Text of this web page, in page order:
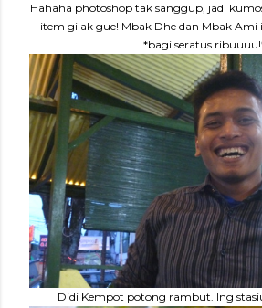
Hahaha photoshop tak sanggup, jadi
item gilak gue! Mbak Dhe dan Mbak Ami
*bagi seratus
Didi Kempot potong rambut. Ing